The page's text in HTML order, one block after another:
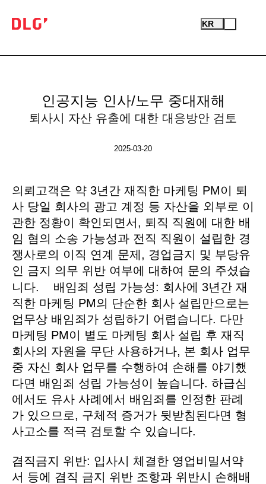
Test
Logo
KR
인공지능 인사/노무 중대재해
퇴사시 자산 유출에 대한 대응방안 검토
2025-03-20
의뢰고객은 약 3년간 재직한 마케팅 PM이 퇴
사 당일 회사의 광고 계정 등 자산을 외부로 이
관한 정황이 확인되면서, 퇴직 직원에 대한 배
임 혐의 소송 가능성과 전직 직원이 설립한 경
쟁사로의 이직 연계 문제, 경업금지 및 부당유
인 금지 의무 위반 여부에 대하여 문의 주셨습
니다. 배임죄 성립 가능성: 회사에 3년간 재
직한 마케팅 PM의 단순한 회사 설립만으로는
업무상 배임죄가 성립하기 어렵습니다. 다만
마케팅 PM이 별도 마케팅 회사 설립 후 재직
회사의 자원을 무단 사용하거나, 본 회사 업무
중 자신 회사 업무를 수행하여 손해를 야기했
다면 배임죄 성립 가능성이 높습니다. 하급심
에서도 유사 사례에서 배임죄를 인정한 판례
가 있으므로, 구체적 증거가 뒷받침된다면 형
사고소를 적극 검토할 수 있습니다.
겸직금지 위반: 입사시 체결한 영업비밀서약
서 등에 겸직 금지 위반 조항과 위반시 손해배